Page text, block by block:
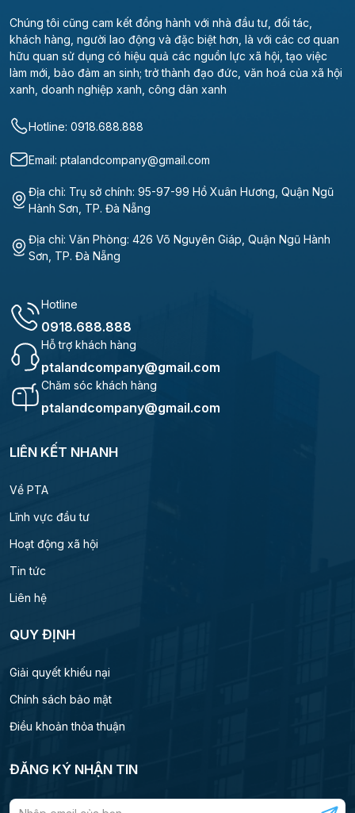
Chúng tôi cũng cam kết đồng hành với nhà đầu tư, đối tác,
khách hàng, người lao động và đặc biệt hơn, là với các cơ quan
hữu quan sử dụng có hiệu quả các nguồn lực xã hội, tạo việc
làm mới, bảo đảm an sinh; trở thành đạo đức, văn hoá của xã hội
xanh, doanh nghiệp xanh, công dân xanh
Hotline: 0918.688.888
Email: ptalandcompany@gmail.com
Địa chỉ: Trụ sở chính: 95-97-99 Hồ Xuân Hương, Quận Ngũ
Hành Sơn, TP. Đà Nẵng
Địa chỉ: Văn Phòng: 426 Võ Nguyên Giáp, Quận Ngũ Hành
Sơn, TP. Đà Nẵng
Hotline
0918.688.888
Hỗ trợ khách hàng
ptalandcompany@gmail.com
Chăm sóc khách hàng
ptalandcompany@gmail.com
LIÊN KẾT NHANH
Về PTA
Lĩnh vực đầu tư
Hoạt động xã hội
Tin tức
Liên hệ
QUY ĐỊNH
Giải quyết khiếu nại
Chính sách bảo mật
Điều khoản thỏa thuận
ĐĂNG KÝ NHẬN TIN